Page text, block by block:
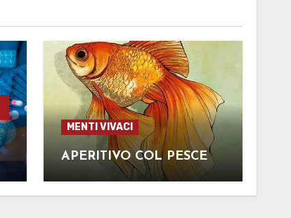
MENTI VIVACI
APERITIVO COL PESCE